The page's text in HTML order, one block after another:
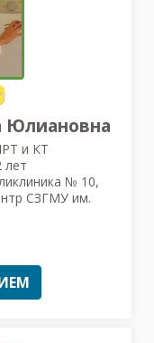
Юлиановна
и КТ
лет
№ 10,
СЗГМУ им.